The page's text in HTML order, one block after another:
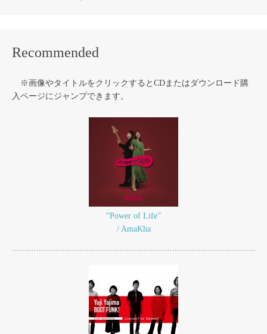
Recommended
※画像やタイトルをクリックするとCDまたはダウンロード購
入ページにジャンプできます。
“Power of Life”
/ AmaKha